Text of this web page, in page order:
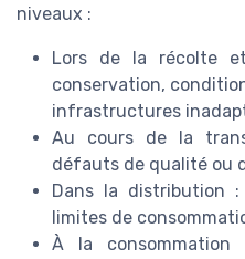
niveaux :
Lors de la récolte
conservation,
infrastructures
Au cours de la
défauts de qualité ou
Dans la distribution
limites de
À la consommation